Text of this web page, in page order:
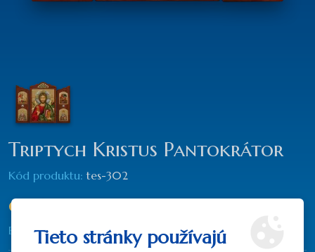
Triptych Kristus Pantokrátor
Kód produktu: tes-302
od282,90€
Bez DPH: od 230,00€
Tieto stránky používajú